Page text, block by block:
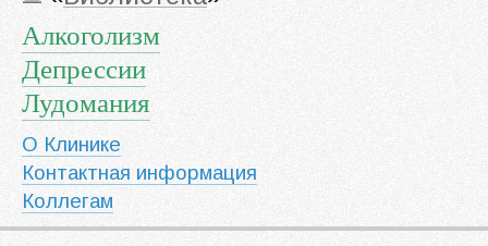
Алкоголизм
Депрессии
Лудомания
О Клинике
Контактная информация
Коллегам